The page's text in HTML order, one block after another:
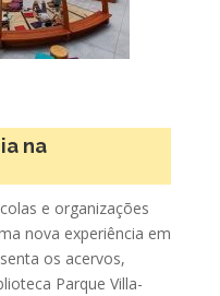
na
e organizações
nova experiência em
os acervos,
Parque Villa-